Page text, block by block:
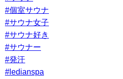
#個室サウナ
#サウナ女子
#サウナ好き
#サウナー
#発汗
#ledianspa